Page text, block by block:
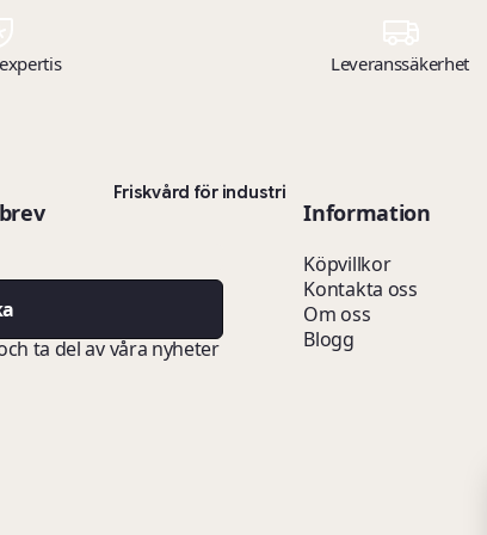
Leveranssäkerhet
Friskvård för industri
ta del av våra nyheter
Information
Köpvillkor
Kontakta oss
Om oss
Blogg